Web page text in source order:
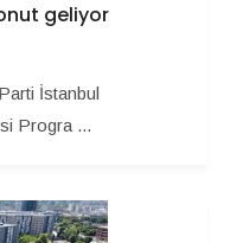
geliyor
İstanbul
Progra ...